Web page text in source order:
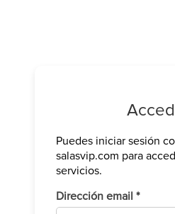
Puedes iniciar sesión
salasvip.com para
servicios.
Dirección email *